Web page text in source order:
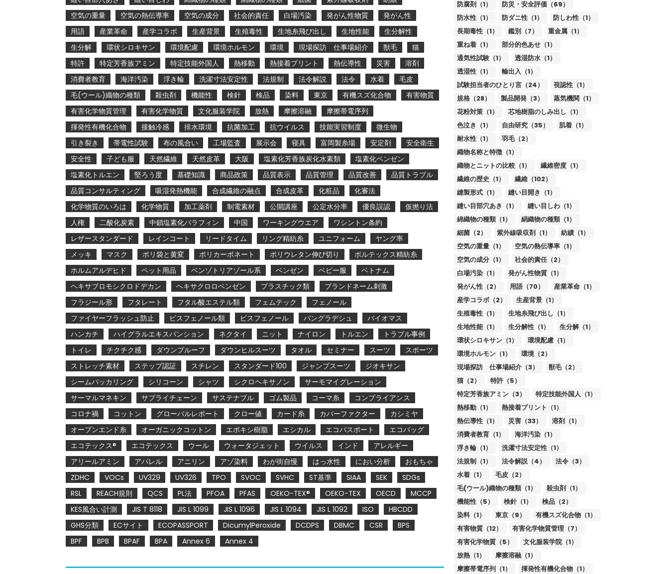
空気の重量
空気の熱伝導率 空気の成分 社会的責任 白場汚染 発がん性物質
発がん性
用語
産業革命 産学コラボ 生産背景 生殖毒性 生地糸飛び出し 生地性能
生分解性
生分解
環状シロキサン 環境配慮 環境ホルモン 環境 現場探訪 仕事場紹介 獣毛
猫
特許
特定芳香族アミン 特定技能外国人 熱移動 熱接着プリント 熱伝導性 災害
溶剤
消費者教育
海洋汚染 浮き輪 洗濯寸法安定性 法規制 法令解説 法令 水着
毛皮
毛(ウール)織物の種類
殺虫剤 機能性 検針 検品 染料 東京 有機スズ化合物
有害物質
有害化学物質管理
有害化学物質 文化服装学院 放熱 摩擦溶融
摩擦帯電序列
揮発性有機化合物
接触冷感 排水環境 抗菌加工 抗ウイルス 技能実習制度
微生物
引き裂き
帯電性試験 布の風合い 工場監査 展示会 寝具 富岡製糸場 安定剤
安全衛生
安全性
子ども服 天然繊維 天然皮革 大阪 塩素化芳香族炭化水素類
塩素化ベンゼン
塩素化トルエン
堅ろう度 基礎知識 商品政策 品質表示 品質管理 品質改善
品質トラブル
品質コンサルティング
吸湿発熱機能 合成繊維の融点 合成皮革 化粧品
化審法
化学物質のいろは
化学物質 加工薬剤 制電素材 公開講座 公定水分率 優良誤認
仮撚り法
人権
二酸化炭素 中鎖塩素化パラフィン 中国 ワーキングウエア
ワシントン条約
レザースタンダード
レインコート リードタイム リング精紡糸 ユニフォーム
ヤング率
メッキ
マスク ポリ袋と黄変 ポリカーボネート ポリウレタン伸び切り
ボルテックス精紡糸
ホルムアルデヒド
ペット用品 ベンゾトリアゾール系 ベンゼン ベビー服
ベトナム
ヘキサブロモシクロドデカン
ヘキサクロロベンゼン プラスチック類
ブランドネーム刺激
フラジール形
フタレート フタル酸エステル類 フェムテック
フェノール
ファイヤーフラッシュ防止
ビスフェノール類 ビスフェノール バングラデシュ
バイオマス
ハンカチ
ハイグラルエキスパンション ネクタイ ニット ナイロン トルエン
トラブル事例
トイレ
チクチク感 ダウンプルーフ ダウンヒルスーツ タオル セミナー スーツ
スポーツ
ストレッチ素材
ステップ認証 スチレン スタンダード100 ジャンプスーツ
ジオキサン
シームパッカリング
シリコーン シャツ シクロヘキサノン
サーモマイグレーション
サーマルマネキン
サプライチェーン サステナブル ゴム製品 コーマ糸
コンプライアンス
コロナ禍
コットン グローバルレポート クロー値 カード糸 カバーファクター
カシミヤ
オープンエンド糸
オーガニックコットン エポキシ樹脂 エシカル エコパスポート
エコバッグ
エコテックス®
エコテックス ウール ウォータジェット ウイルス インド
アレルギー
アリールアミン
アパレル アニリン アゾ染料 わが街自慢 はっ水性 におい分析
おもちゃ
ZDHC
VOCs UV329 UV326 TPO SVOC SVHC ST基準 SIAA SEK
SDGs
RSL
REACH規則 QCS PL法 PFOA PFAS OEKO-TEX® OEKO-TEX OECD
MCCP
KES風合い計測
JIS T 8118 JIS L 1099 JIS L 1096 JIS L 1094 JIS L 1092 ISO
HBCDD
GHS分類
ECサイト ECOPASSPORT DicumylPeroxide DCDPS DBMC CSR
BPS
BPF
BPB BPAF BPA Annex 6 Annex 4
防腐剤（1）
防災・安全評価（69）
防水性（1）
防ダニ性（1）
防しわ性（1）
長期毒性（1）
鑑別（7）
重金属（1）
重ね着（1）
部分的色あせ（1）
通気性試験（1）
透湿防水（1）
透湿性（1）
輸出入（1）
試験担当者のひとり言（24）
視認性（1）
規格（28）
製品開発（3）
蒸気機関（1）
花粉対策（1）
芯地樹脂のしみ出し（1）
色泣き（1）
自由研究（35）
肌着（1）
耐水性（1）
羽毛（2）
織物名称と特徴（1）
織物とニットの比較（1）
繊維密度（1）
繊維の歴史（1）
繊維（102）
縫製形式（1）
縫い目開き（1）
縫い目部穴あき（1）
縫い目しわ（1）
綿織物の種類（1）
絹織物の種類（1）
細菌（2）
紫外線吸収剤（1）
紡績（1）
空気の重量（1）
空気の熱伝導率（1）
空気の成分（1）
社会的責任（2）
白場汚染（1）
発がん性物質（1）
発がん性（2）
用語（70）
産業革命（1）
産学コラボ（2）
生産背景（1）
生殖毒性（1）
生地糸飛び出し（1）
生地性能（1）
生分解性（1）
生分解（1）
環状シロキサン（1）
環境配慮（1）
環境ホルモン（1）
環境（2）
現場探訪 仕事場紹介（3）
獣毛（2）
猫（2）
特許（5）
特定芳香族アミン（3）
特定技能外国人（1）
熱移動（1）
熱接着プリント（1）
熱伝導性（1）
災害（33）
溶剤（1）
消費者教育（1）
海洋汚染（1）
浮き輪（1）
洗濯寸法安定性（1）
法規制（1）
法令解説（4）
法令（3）
水着（1）
毛皮（2）
毛(ウール)織物の種類（1）
殺虫剤（1）
機能性（5）
検針（1）
検品（2）
染料（1）
東京（9）
有機スズ化合物（1）
有害物質（12）
有害化学物質管理（7）
有害化学物質（5）
文化服装学院（1）
放熱（1）
摩擦溶融（1）
摩擦帯電序列（1）
揮発性有機化合物（1）